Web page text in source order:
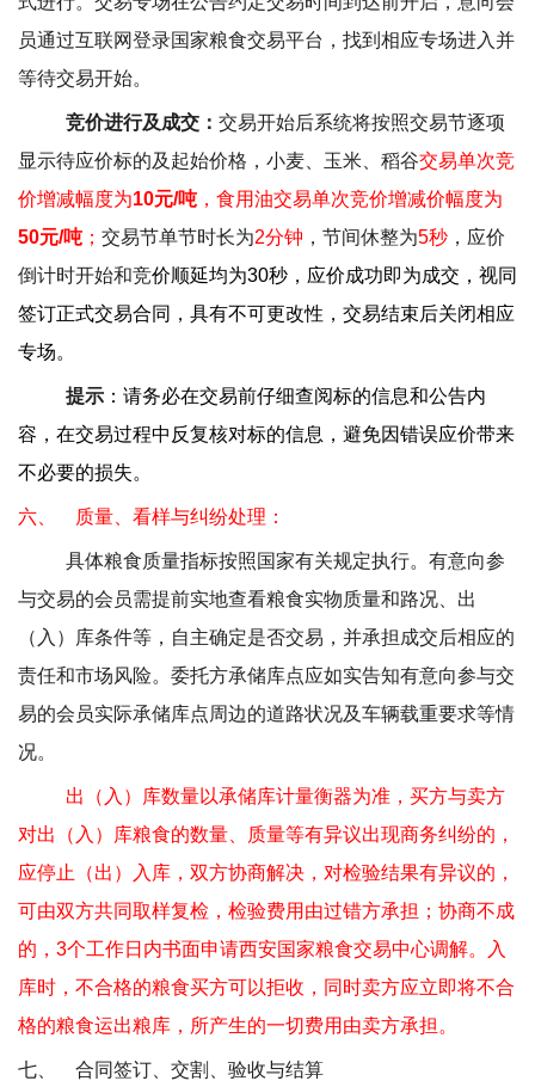
员通过互联网登录国家粮食交易平台，找到相应专场进入并
等待交易开始。
竞价进行及成交： 交易开始后系统将按照交易节逐项
显示待应价标的及起始价格，小麦、玉米、稻谷交易单次竞
价增减幅度为10元/吨 ，食用油交易单次竞价增减价幅度为
50元/吨 ； 交易节单节时长为2分钟 ，节间休整为5秒 ，应价
倒计时开始和竞价顺延均为30秒，应价成功即为成交，视同
签订正式交易合同，具有不可更改性，交易结束后关闭相应
专场。
提示 ：请务必在交易前仔细查阅标的信息和公告内
容，在交易过程中反复核对标的信息，避免因错误应价带来
不必要的损失。
六、 质量、看样与纠纷处理：
具体粮食质量指标按照国家有关规定执行。有意向参
与交易的会员需提前实地查看粮食实物质量和路况、出
（入）库条件等，自主确定是否交易，并承担成交后相应的
责任和市场风险。委托方承储库点应如实告知有意向参与交
易的会员实际承储库点周边的道路状况及车辆载重要求等情
况。
出（入）库数量以承储库计量衡器为准，买方与卖方
对出（入）库粮食的数量、质量等有异议出现商务纠纷的，
应停止（出）入库，双方协商解决，对检验结果有异议的，
可由双方共同取样复检，检验费用由过错方承担；协商不成
的， 3个工作日内书面申请西安国家粮食交易中心调解。入
库时，不合格的粮食买方可以拒收，同时卖方应立即将不合
格的粮食运出粮库，所产生的一切费用由卖方承担。
七、 合同签订、交割、验收与结算